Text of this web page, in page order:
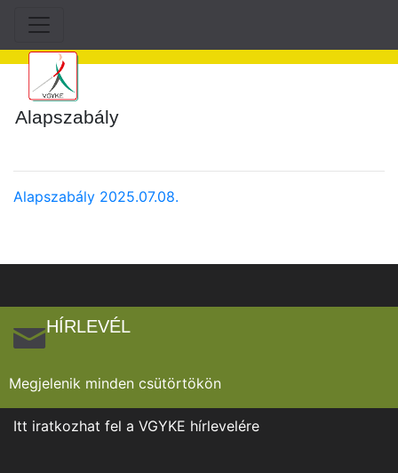
Alapszabály
Alapszabály 2025.07.08.
HÍRLEVÉL
Megjelenik minden csütörtökön
Itt iratkozhat fel a VGYKE hírlevelére